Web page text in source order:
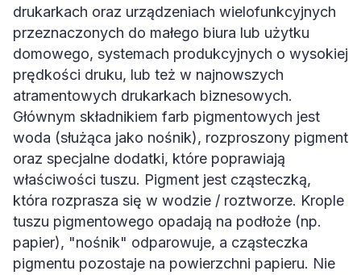
drukarkach oraz urządzeniach wielofunkcyjnych
przeznaczonych do małego biura lub użytku
domowego, systemach produkcyjnych o wysokiej
prędkości druku, lub też w najnowszych
atramentowych drukarkach biznesowych.
Głównym składnikiem farb pigmentowych jest
woda (służąca jako nośnik), rozproszony pigment
oraz specjalne dodatki, które poprawiają
właściwości tuszu. Pigment jest cząsteczką,
która rozprasza się w wodzie / roztworze. Krople
tuszu pigmentowego opadają na podłoże (np.
papier), "nośnik" odparowuje, a cząsteczka
pigmentu pozostaje na powierzchni papieru. Nie